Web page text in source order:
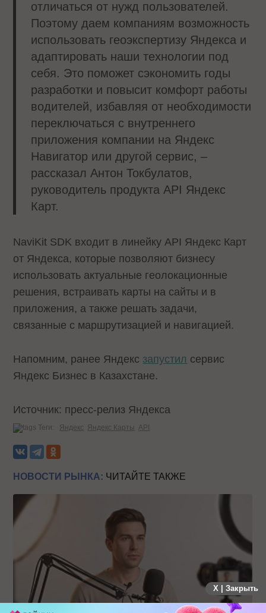
отличаться от нужд пользователей.
Поэтому даем компаниям возможность
использовать геоэкспертизу Яндекса и
адаптировать наши технологии под
себя. Это поможет сэкономить годы
разработки и повысит комфорт работы
водителей, избавляя от необходимости
переключаться с внутреннего
приложения компании на Яндекс
Навигатор или другой сервис, –
рассказал Антон Токбулатов,
руководитель продукта API Яндекс
Карт.
NaviKit SDK входит в линейку API Яндекс Карт
от Яндекса, которые позволяют бизнесу
использовать актуальные геолокационные
решения, встраивать карты на сайты и в
приложения, а также решать задачи,
связанные с маршрутизацией и навигацией.
Напомним, ранее Яндекс запустил сервис
Яндекс Бизнес в Казахстане.
Источник: пресс-релиз Яндекса
Теги: Яндекс Яндекс Карты API
НОВОСТИ РЫНКА: ЧИТАЙТЕ ТАКЖЕ
X | Закрыть